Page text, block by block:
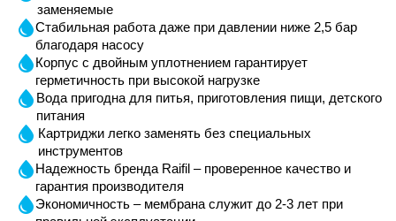
заменяемые
Стабильная работа даже при давлении ниже 2,5 бар
благодаря насосу
Корпус с двойным уплотнением гарантирует
герметичность при высокой нагрузке
Вода пригодна для питья, приготовления пищи, детского
питания
Картриджи легко заменять без специальных
инструментов
Надежность бренда Raifil – проверенное качество и
гарантия производителя
Экономичность – мембрана служит до 2-3 лет при